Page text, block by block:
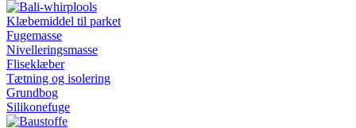
Klæbemiddel til parket
Fugemasse
Nivelleringsmasse
Fliseklæber
Tætning og isolering
Grundbog
Silikonefuge